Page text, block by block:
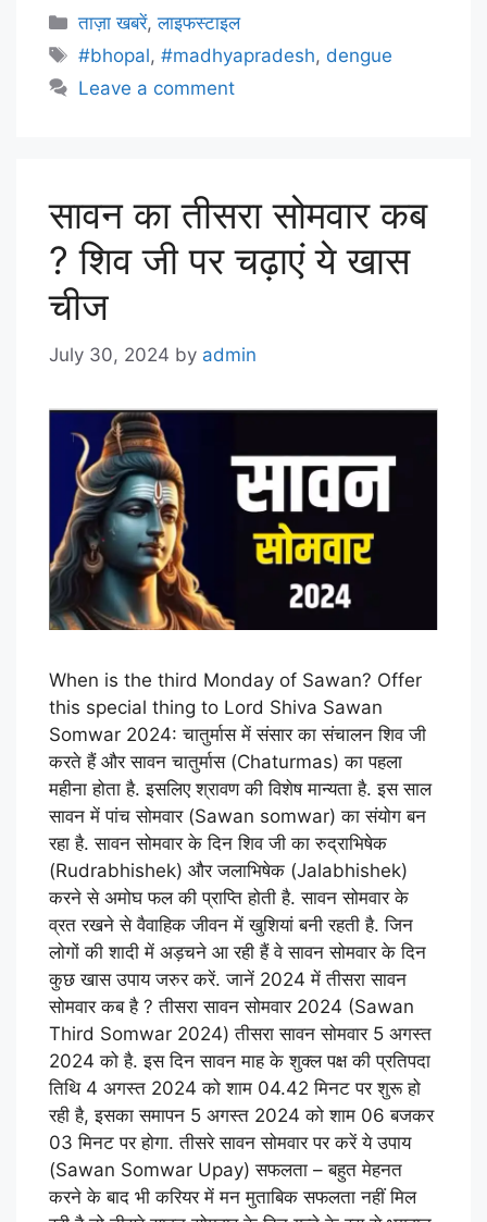
ताज़ा खबरें,लाइफस्टाइल
#bhopal,#madhyapradesh, dengue
Leave a comment
सावन का तीसरा सोमवार कब
? शिव जी पर चढ़ाएं ये खास
चीज
July 30, 2024 by admin
When is the third Monday of Sawan? Offer
this special thing to Lord Shiva Sawan
Somwar 2024: चातुर्मास में संसार का संचालन शिव जी
करते हैं और सावन चातुर्मास (Chaturmas) का पहला
महीना होता है. इसलिए श्रावण की विशेष मान्यता है. इस साल
सावन में पांच सोमवार (Sawan somwar) का संयोग बन
रहा है. सावन सोमवार के दिन शिव जी का रुद्राभिषेक
(Rudrabhishek) और जलाभिषेक (Jalabhishek)
करने से अमोघ फल की प्राप्ति होती है. सावन सोमवार के
व्रत रखने से वैवाहिक जीवन में खुशियां बनी रहती है. जिन
लोगों की शादी में अड़चने आ रही हैं वे सावन सोमवार के दिन
कुछ खास उपाय जरुर करें. जानें 2024 में तीसरा सावन
सोमवार कब है ? तीसरा सावन सोमवार 2024 (Sawan
Third Somwar 2024) तीसरा सावन सोमवार 5 अगस्त
2024 को है. इस दिन सावन माह के शुक्ल पक्ष की प्रतिपदा
तिथि 4 अगस्त 2024 को शाम 04.42 मिनट पर शुरू हो
रही है, इसका समापन 5 अगस्त 2024 को शाम 06 बजकर
03 मिनट पर होगा. तीसरे सावन सोमवार पर करें ये उपाय
(Sawan Somwar Upay) सफलता – बहुत मेहनत
करने के बाद भी करियर में मन मुताबिक सफलता नहीं मिल